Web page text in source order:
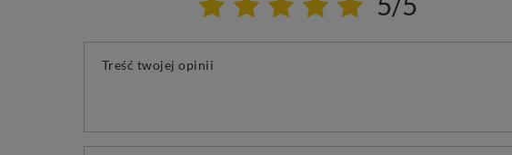
Treść twojej opinii